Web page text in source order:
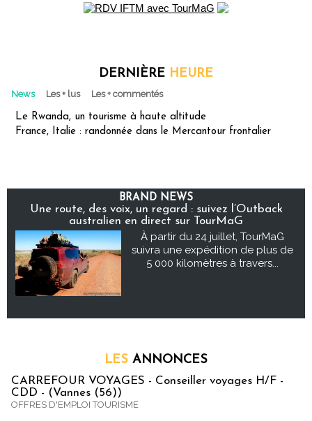
DERNIÈRE HEURE
News Les + lus Les + commentés
Le Rwanda, un tourisme à haute altitude
France, Italie : randonnée dans le Mercantour frontalier
BRAND NEWS
Une route, des voix, un regard : suivez l’Outback
australien en direct sur TourMaG
À partir du 24 juillet, TourMaG
suivra une expédition de plus de
5 000 kilomètres à travers...
LES ANNONCES
CARREFOUR VOYAGES - Conseiller voyages H/F -
CDD - (Vannes (56))
OFFRES D'EMPLOI TOURISME